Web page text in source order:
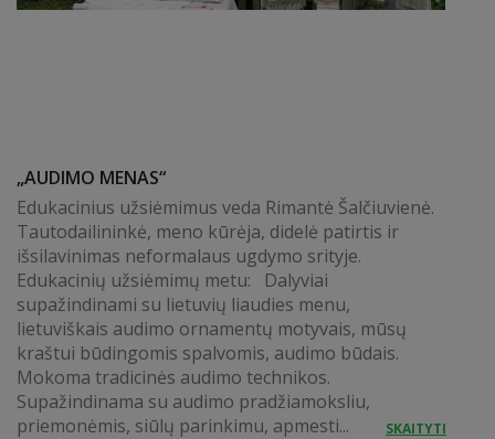
„AUDIMO MENAS“
Edukacinius užsiėmimus veda Rimantė Šalčiuvienė.
Tautodailininkė, meno kūrėja, didelė patirtis ir
išsilavinimas neformalaus ugdymo srityje.
Edukacinių užsiėmimų metu: Dalyviai
supažindinami su lietuvių liaudies menu,
lietuviškais audimo ornamentų motyvais, mūsų
kraštui būdingomis spalvomis, audimo būdais.
Mokoma tradicinės audimo technikos.
Supažindinama su audimo pradžiamoksliu,
priemonėmis, siūlų parinkimu, apmesti...
SKAITYTI